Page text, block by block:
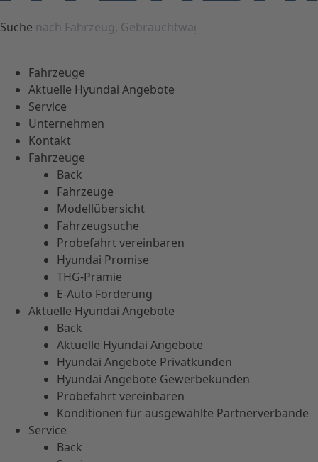
Suche
Fahrzeuge
Aktuelle Hyundai Angebote
Service
Unternehmen
Kontakt
Fahrzeuge
Back
Fahrzeuge
Modellübersicht
Fahrzeugsuche
Probefahrt vereinbaren
Hyundai Promise
THG-Prämie
E-Auto Förderung
Aktuelle Hyundai Angebote
Back
Aktuelle Hyundai Angebote
Hyundai Angebote Privatkunden
Hyundai Angebote Gewerbekunden
Probefahrt vereinbaren
Konditionen für ausgewählte Partnerverbände
Service
Back